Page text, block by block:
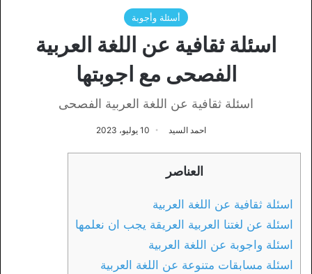
أسئلة وأجوبة
اسئلة ثقافية عن اللغة العربية
الفصحى مع اجوبتها
اسئلة ثقافية عن اللغة العربية الفصحى
احمد السيد 10 يوليو، 2023
العناصر
اسئلة ثقافية عن اللغة العربية
اسئلة عن لغتنا العربية العريقة يجب ان نعلمها
اسئلة واجوبة عن اللغة العربية
اسئلة مسابقات متنوعة عن اللغة العربية